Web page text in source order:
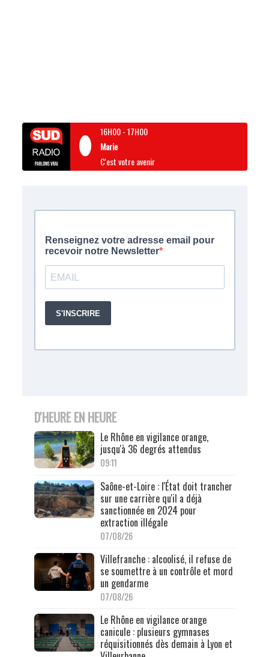
16H00-17H00
Marie
C'est votre avenir
D'HEURE EN HEURE
Le Rhône en vigilance orange,
jusqu'à 36 degrés attendus
09:11
Saône-et-Loire : l'État doit trancher
sur une carrière qu'il a déjà
sanctionnée en 2024 pour
extraction illégale
07/08/26
Villefranche : alcoolisé, il refuse de
se soumettre à un contrôle et mord
un gendarme
07/08/26
Le Rhône en vigilance orange
canicule : plusieurs gymnases
réquisitionnés dès demain à Lyon et